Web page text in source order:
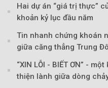
Hai dự án “giá trị thực”
khoản kỷ lục đầu năm
Tin nhanh chứng khoán
giữa căng thẳng Trung
“XIN LỖI - BIẾT ƠN” -
thiện lành giữa dòng